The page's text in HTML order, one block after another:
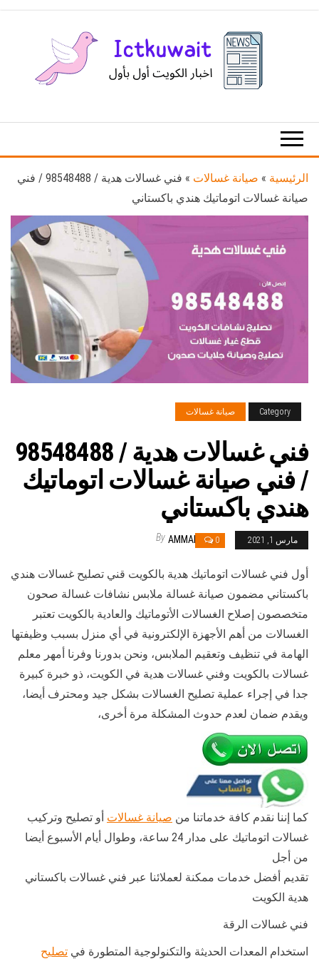
الكويت
الرئيسية » صيانة غسالات »
فني غسالات هدية / 98548488 / فني
صيانة غسالات اتوماتيك هندي باكستاني
Category صيانة غسالات
فني غسالات هدية / 98548488
/ فني صيانة غسالات اتوماتيك
هندي باكستاني
مارس 1, 2021 0
By AMMAR
أول فني غسالات اتوماتيك هدية بالكويت قني تصليح غسالات هندي
باكستاني مضمون صيانة غسالة ملابس نشافات غسالة صحون
متخصصون إصلاح الغسالات الأتوماتيك والعادية بالكويت تعتبر
الغسالات من أهم الأجهزة الإلكترونية في أي منزل بسبب وظيفتها
الهامة في تنظيف وتعقيم الملابس، ونحن بدورنا وفرنا أمهر معلم
غسالات بالكويت وفني غسالات هدية في الكويت، ذو خبرة كبيرة
جدا في إجراء عملية تصليح الغسالات بشكل جيد ومحترف أيضا،
ويقدم ضمان لعدم حدوث المشكلة مرة أخرى،
كما إننا نقدم كافة خدماتنا من صيانة غسالات أو تصليح وتركيب
غسالات اتوماتيك على مدار 24 ساعة، وطوال أيام الأسبوع أيضا
من أجل
تقديم أفضل خدمات ممكنة لعملائنا عبر فني غسالات باكستاني
هدية الكويت
فني غسالات الرقة
استخدام المعدات الحديثة والتكنولوجية المتطورة في تصليح